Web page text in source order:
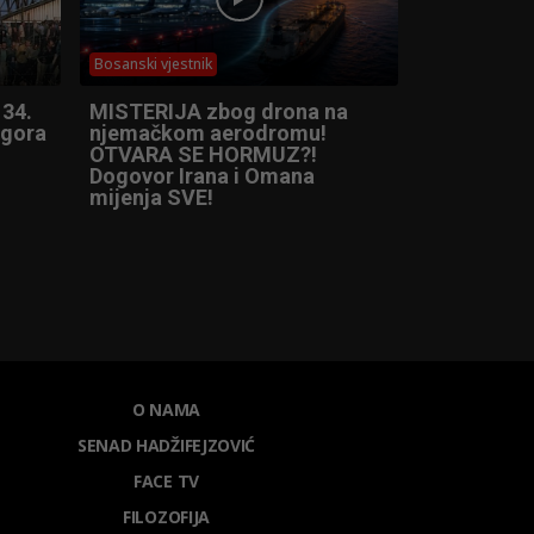
Bosanski vjestnik
MISTERIJA zbog drona na
njemačkom aerodromu!
OTVARA SE HORMUZ?!
Dogovor Irana i Omana
mijenja SVE!
O NAMA
SENAD HADŽIFEJZOVIĆ
FACE TV
FILOZOFIJA